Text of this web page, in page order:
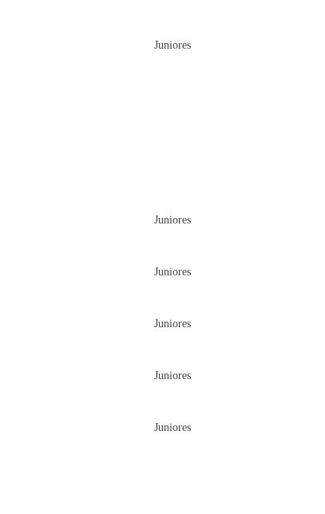
Juniores
Juniores
Juniores
Juniores
Juniores
Juniores